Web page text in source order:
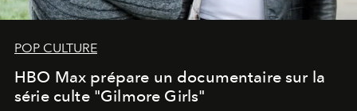
POP CULTURE
HBO Max prépare un documentaire sur la
série culte "Gilmore Girls"